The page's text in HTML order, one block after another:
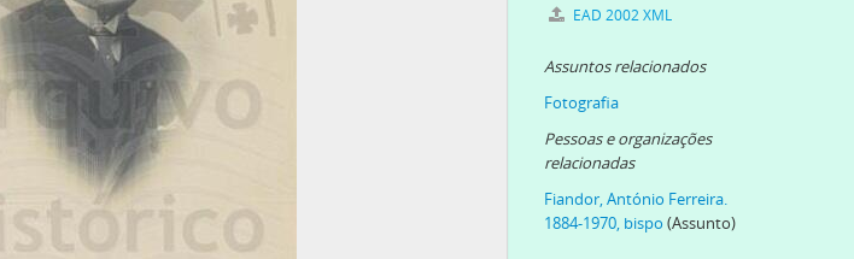
António Ferreira Fiandor e esposa, [c. 1950]
- António Ferreira Fiandor com veste litúrgica, [c. 1950]
António Ferreira Fiandor e esposa, [c. 1950]
- António Ferreira Fiandor à porta do chalé da Boavista, [c. 1960]
- António Ferreira Fiandor e o reverendo Agostinho Arbiol, [c. 1960]
António Ferreira Fiandor com 75 anos, 1959-10-11
António Ferreira Fiandor, [c. 1960]
António Ferreira Fiandor, [c. 1960]
- António Ferreira Fiandor, [c. 1960]
EAD 2002 XML
Assuntos relacionados
Fotografia
Pessoas e organizações
relacionadas
Fiandor, António Ferreira.
1884-1970, bispo (Assunto)